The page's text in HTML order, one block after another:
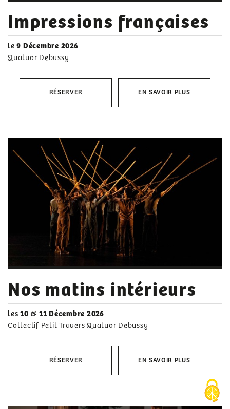
Impressions françaises
le9 Décembre 2026
Quatuor Debussy
RÉSERVER EN SAVOIR PLUS
Nos matins intérieurs
les 10 & 11 Décembre 2026
Collectif Petit Travers Quatuor Debussy
RÉSERVER EN SAVOIR PLUS